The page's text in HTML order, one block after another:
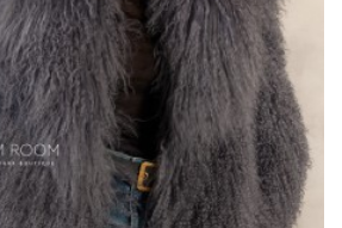
только стильным дополнением к
верным спутником в холодное
от стужи и даря тепло, которое
себе роскошь и комфорт с
характер, состав и
быть изменены производителем